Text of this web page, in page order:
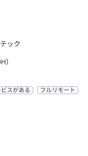
ック
）
スがある
フルリモート